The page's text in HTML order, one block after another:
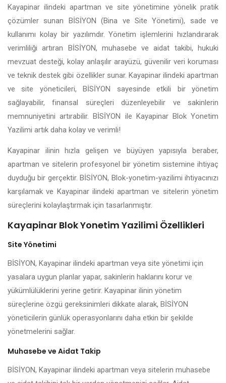
Kayapinar ilindeki apartman ve site yönetimine yönelik pratik
çözümler sunan BİSİYON (Bina ve Site Yönetimi), sade ve
kullanımı kolay bir yazılımdır. Yönetim işlemlerini hızlandırarak
verimliliği artıran BİSİYON, muhasebe ve aidat takibi, hukuki
mevzuat desteği, kolay anlaşılır arayüzü, güvenilir veri koruması
ve teknik destek gibi özellikler sunar. Kayapinar ilindeki apartman
ve site yöneticileri, BİSİYON sayesinde etkili bir yönetim
sağlayabilir, finansal süreçleri düzenleyebilir ve sakinlerin
memnuniyetini artırabilir. BİSİYON ile Kayapinar Blok Yonetim
Yazilimi artık daha kolay ve verimli!
Kayapinar ilinin hızla gelişen ve büyüyen yapısıyla beraber,
apartman ve sitelerin profesyonel bir yönetim sistemine ihtiyaç
duyduğu bir gerçektir. BİSİYON, Blok-yonetim-yazilimi ihtiyacınızı
karşılamak ve Kayapinar ilindeki apartman ve sitelerin yönetim
süreçlerini kolaylaştırmak için tasarlanmıştır.
Kayapinar Blok Yonetim Yazilimi Özellikleri
Site Yönetimi
BİSİYON, Kayapinar ilindeki apartman veya site yönetimi için
yasalara uygun planlar yapar, sakinlerin haklarını korur ve
yükümlülüklerini yerine getirir. Kayapinar ilinin yönetim
süreçlerine özgü gereksinimleri dikkate alarak, BİSİYON
yöneticilerin günlük operasyonlarını daha etkin bir şekilde
yönetmelerini sağlar.
Muhasebe ve Aidat Takip
BİSİYON, Kayapinar ilindeki apartman veya sitelerin muhasebe